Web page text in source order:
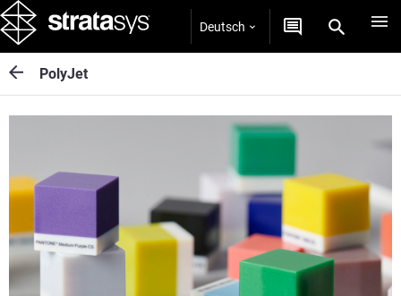
Deutsch
PolyJet